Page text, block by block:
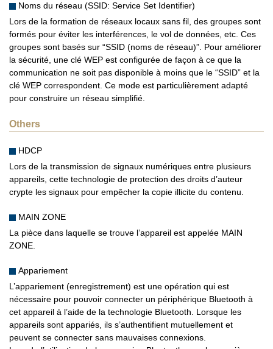
Noms du réseau (SSID: Service Set Identifier)
Lors de la formation de réseaux locaux sans fil, des groupes sont
formés pour éviter les interférences, le vol de données, etc. Ces
groupes sont basés sur “SSID (noms de réseau)”. Pour améliorer
la sécurité, une clé WEP est configurée de façon à ce que la
communication ne soit pas disponible à moins que le “SSID” et la
clé WEP correspondent. Ce mode est particulièrement adapté
pour construire un réseau simplifié.
Others
HDCP
Lors de la transmission de signaux numériques entre plusieurs
appareils, cette technologie de protection des droits d’auteur
crypte les signaux pour empêcher la copie illicite du contenu.
MAIN ZONE
La pièce dans laquelle se trouve l’appareil est appelée MAIN
ZONE.
Appariement
L’appariement (enregistrement) est une opération qui est
nécessaire pour pouvoir connecter un périphérique Bluetooth à
cet appareil à l’aide de la technologie Bluetooth. Lorsque les
appareils sont appariés, ils s’authentifient mutuellement et
peuvent se connecter sans mauvaises connexions.